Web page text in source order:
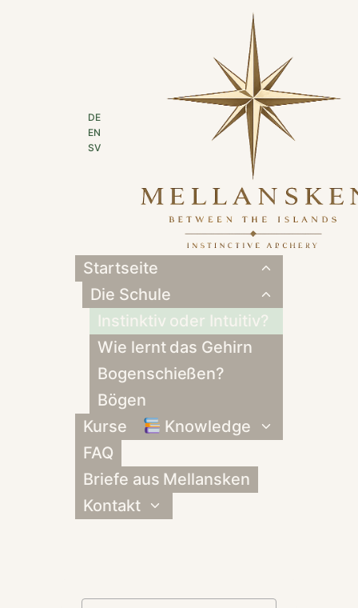
DE
EN
SV
Startseite
Die Schule
umschalten
Instinktiv oder Intuitiv?
Wie lernt das Gehirn
Bogenschießen?
Bögen
Kurse
Knowledge
umschalten
FAQ
Briefe aus Mellansken
Kontakt
umschalten